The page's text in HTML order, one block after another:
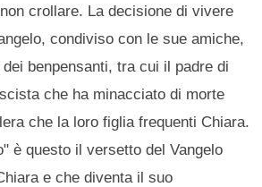
crollare. La decisione di vivere
condiviso con le sue amiche,
benpensanti, tra cui il padre di
che ha minacciato di morte
che la loro figlia frequenti Chiara.
è questo il versetto del Vangelo
e che diventa il suo